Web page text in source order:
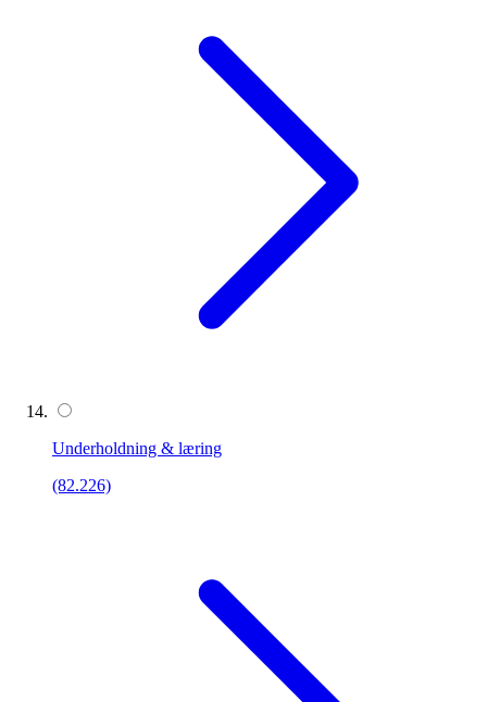
Underholdning & læring
(82.226)